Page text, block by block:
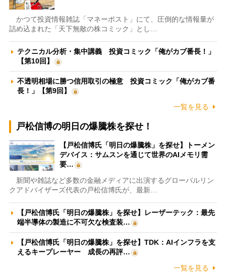
かつて投資情報雑誌「マネーポスト」にて、圧倒的な情報量が
詰め込まれた「天下無敵の株コミック」とし…
テクニカル分析・集中講義 投資コミック「俺がカブ番長！」
【第10回】
不透明相場に勝つ信用取引の極意 投資コミック「俺がカブ番
長！」【第9回】
一覧を見る
戸松信博の明日の爆騰株を探せ！
【戸松信博氏「明日の爆騰株」を探せ】トーメン
デバイス：サムスンを通じて世界のAIメモリ需
要…
新聞や雑誌など多数の金融メディアに出演するグローバルリン
クアドバイザーズ代表の戸松信博氏が、最新…
【戸松信博氏「明日の爆騰株」を探せ】レーザーテック：最先
端半導体の製造に不可欠な検査装…
【戸松信博氏「明日の爆騰株」を探せ】TDK：AIインフラを支
えるキープレーヤー 成長の再評…
一覧を見る